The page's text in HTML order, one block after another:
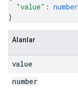
"value" : number
}
Alanlar
value
number